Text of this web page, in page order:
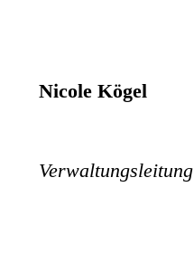
Nicole Kögel
Verwaltungsleitung